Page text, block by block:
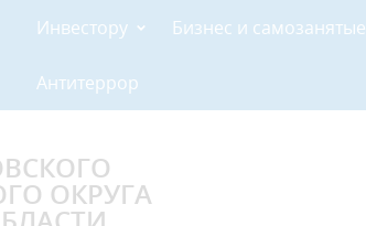
Инвестору Бизнес и самозанятые
Антитеррор
ОКРУГА